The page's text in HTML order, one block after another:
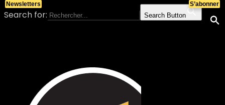
Search for: Search Button
S’abonner
Newsletters